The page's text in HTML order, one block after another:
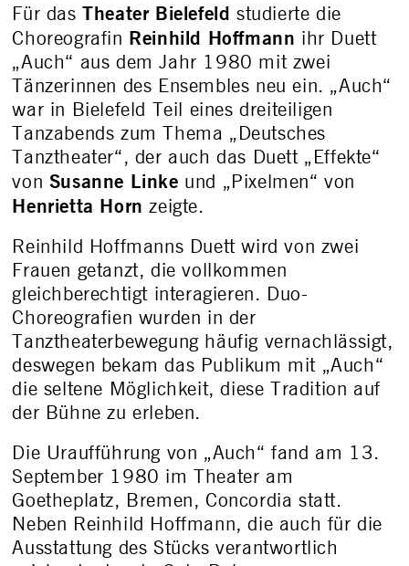
Für dasTheater Bielefeld studierte die
Choreografin Reinhild Hoffmann ihr Duett
„Auch“ aus dem Jahr 1980 mit zwei
Tänzerinnen des Ensembles neu ein. „Auch“
war in Bielefeld Teil eines dreiteiligen
Tanzabends zum Thema „Deutsches
Tanztheater“, der auch das Duett „Effekte“
von Susanne Linke und „Pixelmen“ von
Henrietta Horn zeigte.
Reinhild Hoffmanns Duett wird von zwei
Frauen getanzt, die vollkommen
gleichberechtigt interagieren. Duo-
Choreografien wurden in der
Tanztheaterbewegung häufig vernachlässigt,
deswegen bekam das Publikum mit „Auch“
die seltene Möglichkeit, diese Tradition auf
der Bühne zu erleben.
Die Uraufführung von „Auch“ fand am 13.
September 1980 im Theater am
Goetheplatz, Bremen, Concordia statt.
Neben Reinhild Hoffmann, die auch für die
Ausstattung des Stücks verantwortlich